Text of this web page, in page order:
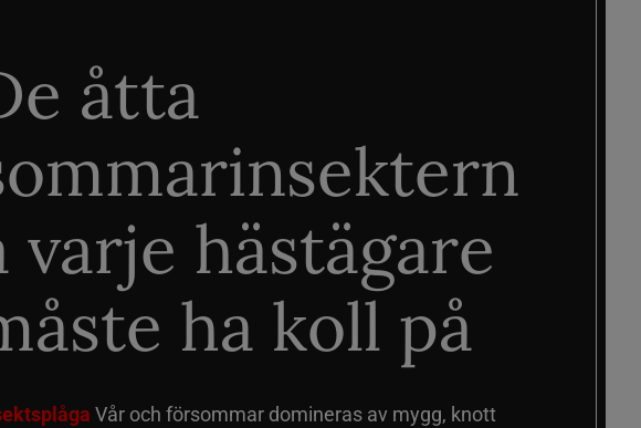
åtta
varje hästägare
ha koll på
Vår och försommar domineras av mygg, knott